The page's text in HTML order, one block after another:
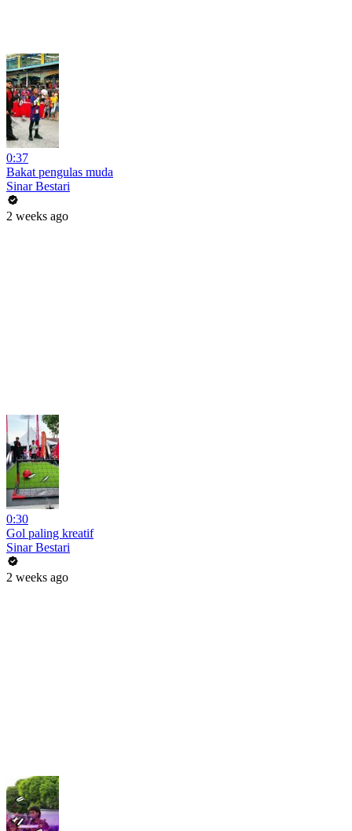
0:37
Bakat pengulas muda
Sinar Bestari
2 weeks ago
0:30
Gol paling kreatif
Sinar Bestari
2 weeks ago